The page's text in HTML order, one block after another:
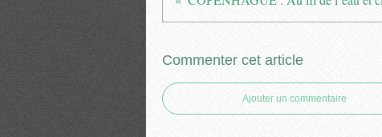
Commenter cet article
Ajouter un commentaire